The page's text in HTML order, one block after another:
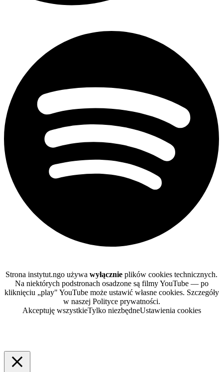
Strona instytut.ngo używa wyłącznie plików cookies technicznych.
Na niektórych podstronach osadzone są filmy YouTube — po
kliknięciu „play" YouTube może ustawić własne cookies. Szczegóły
w naszej Polityce prywatności.
Akceptuję wszystkieTylko niezbędneUstawienia cookies